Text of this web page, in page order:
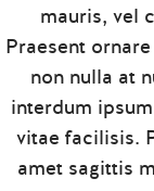
mauris, vel
Praesent
non nulla at
interdum
vitae facilisis.
amet sagittis